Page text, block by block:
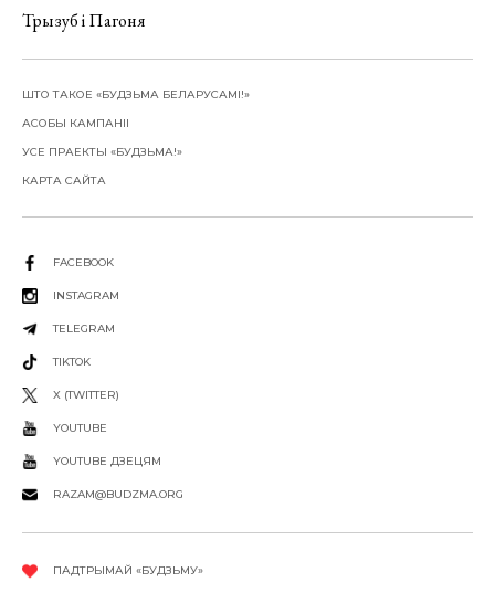
Трызуб і Пагоня
ШТО ТАКОЕ «БУДЗЬМА БЕЛАРУСАМІ!»
АСОБЫ КАМПАНІІ
УСЕ ПРАЕКТЫ «БУДЗЬМА!»
КАРТА САЙТА
FACEBOOK
INSTAGRAM
TELEGRAM
TIKTOK
X (TWITTER)
YOUTUBE
YOUTUBE ДЗЕЦЯМ
RAZAM@BUDZMA.ORG
ПАДТРЫМАЙ «БУДЗЬМУ»